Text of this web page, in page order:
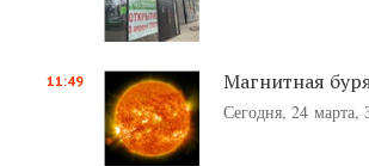
11:49 Магнитная
Сегодня, 24 марта,